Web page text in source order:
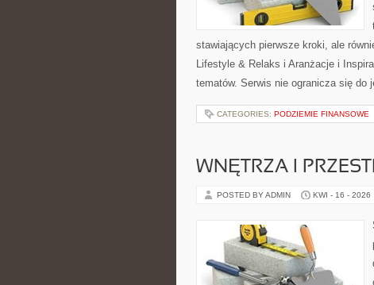
stawiających pierwsze kroki, ale
Lifestyle & Relaks i Aranżacje i
tematów. Serwis nie ogranicza się
CATEGORIES: PODZIEMIE FINANSOWE
WNĘTRZA I
POSTED BY ADMIN KWI - 16 - 2026